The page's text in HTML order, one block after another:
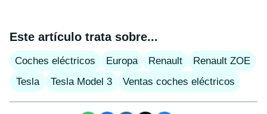
Este artículo trata sobre...
Coches eléctricos Europa Renault
Renault ZOE
Tesla
Tesla Model 3 Ventas coches eléctricos